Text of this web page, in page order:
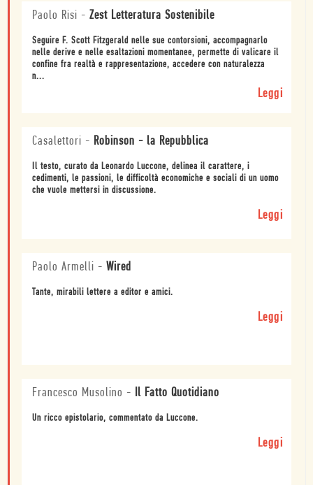
Paolo Risi - Zest Letteratura Sostenibile
Seguire F. Scott Fitzgerald nelle sue contorsioni, accompagnarlo
nelle derive e nelle esaltazioni momentanee, permette di valicare il
confine fra realtà e rappresentazione, accedere con naturalezza
n...
Leggi
Casalettori - Robinson - la Repubblica
Il testo, curato da Leonardo Luccone, delinea il carattere, i
cedimenti, le passioni, le difficoltà economiche e sociali di un uomo
che vuole mettersi in discussione.
Leggi
Paolo Armelli - Wired
Tante, mirabili lettere a editor e amici.
Leggi
Francesco Musolino - Il Fatto Quotidiano
Un ricco epistolario, commentato da Luccone.
Leggi